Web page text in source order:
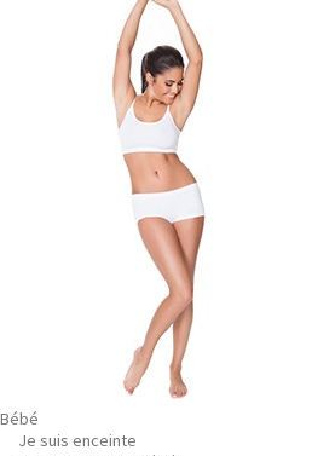
Bébé
Je suis enceinte